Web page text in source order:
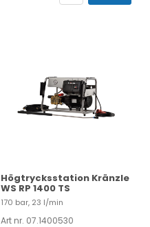
Högtrycksstation Kränzle
WS RP 1400 TS
170 bar, 23 l/min
Art nr. 07.1400530